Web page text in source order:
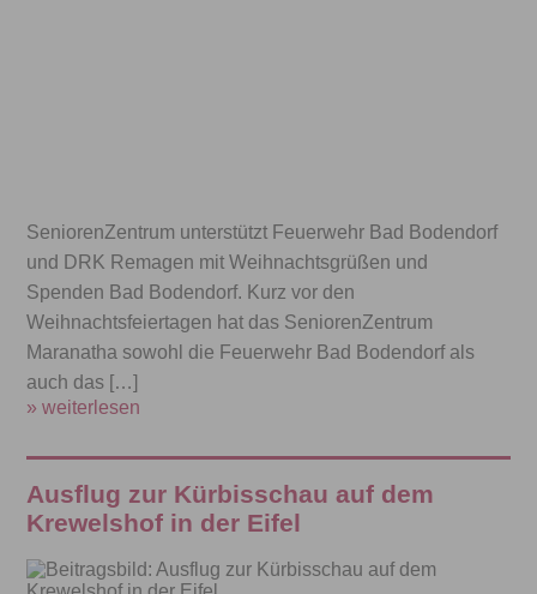
SeniorenZentrum unterstützt Feuerwehr Bad Bodendorf
und DRK Remagen mit Weihnachtsgrüßen und
Spenden Bad Bodendorf. Kurz vor den
Weihnachtsfeiertagen hat das SeniorenZentrum
Maranatha sowohl die Feuerwehr Bad Bodendorf als
auch das […]
» weiterlesen
Ausflug zur Kürbisschau auf dem
Krewelshof in der Eifel